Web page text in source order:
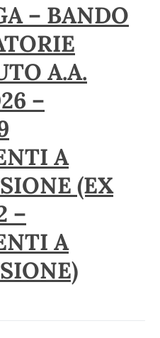
– BANDO
A.A.
–
A
(EX
–
A